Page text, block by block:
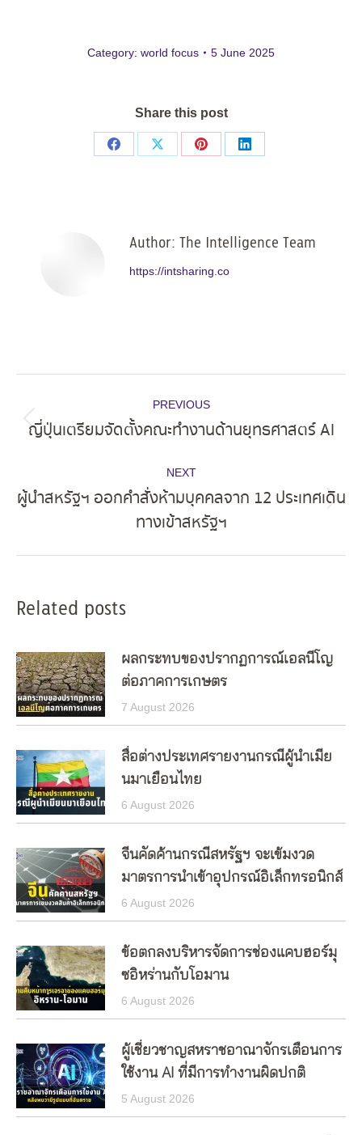
Category: world focus 5 June 2025
Share this post
Share
Share
Share
Share
Author: The Intelligence Team
https://intsharing.co
navigation
PREVIOUS
Previous
ญี่ปุ่นเตรียมจัดตั้งคณะทำงานด้านยุทธศาสตร์ AI
NEXT
Next
post:
ผู้นำสหรัฐฯ ออกคำสั่งห้ามบุคคลจาก 12 ประเทศเดิน
ทางเข้าสหรัฐฯ
Related posts
ผลกระทบของปรากฏการณ์เอลนีโญ
ต่อภาคการเกษตร
7 August 2026
สื่อต่างประเทศรายงานกรณีผู้นำเมีย
นมาเยือนไทย
6 August 2026
จีนคัดค้านกรณีสหรัฐฯ จะเข้มงวด
มาตรการนำเข้าอุปกรณ์อิเล็กทรอนิกส์
6 August 2026
ข้อตกลงบริหารจัดการช่องแคบฮอร์มุ
ซอิหร่านกับโอมาน
6 August 2026
ผู้เชี่ยวชาญสหราชอาณาจักรเตือนการ
ใช้งาน AI ที่มีการทำงานผิดปกติ
5 August 2026